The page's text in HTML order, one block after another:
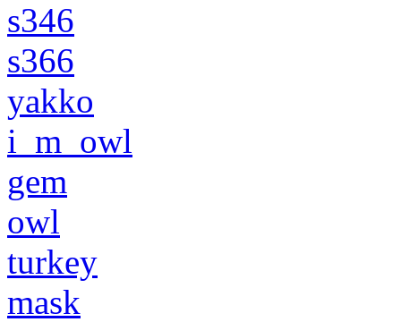
s346
s366
yakko
i_m_owl
gem
owl
turkey
mask